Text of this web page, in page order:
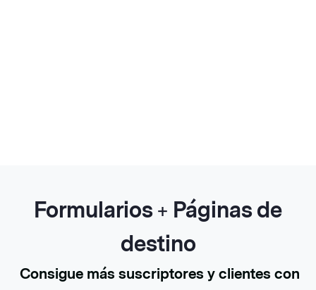
Formularios + Páginas de
destino
Consigue más suscriptores y clientes con